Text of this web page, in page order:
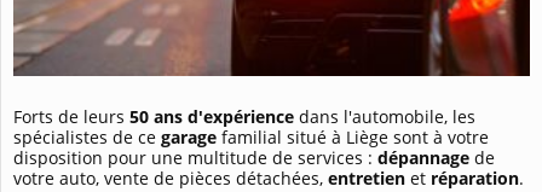
Forts de leurs 50 ans d'expérience dans l'automobile, les
spécialistes de ce garage familial situé à Liège sont à votre
disposition pour une multitude de services : dépannage de
votre auto, vente de pièces détachées, entretien et réparation.